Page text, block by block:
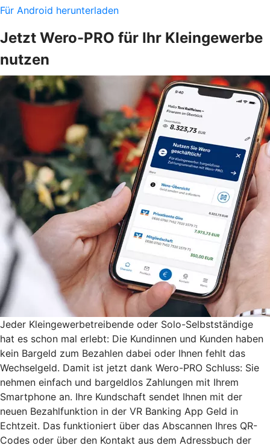
Für Android herunterladen
Jetzt Wero-PRO für Ihr Kleingewerbe
nutzen
Jeder Kleingewerbetreibende oder Solo-Selbstständige
hat es schon mal erlebt: Die Kundinnen und Kunden haben
kein Bargeld zum Bezahlen dabei oder Ihnen fehlt das
Wechselgeld. Damit ist jetzt dank Wero-PRO Schluss: Sie
nehmen einfach und bargeldlos Zahlungen mit Ihrem
Smartphone an. Ihre Kundschaft sendet Ihnen mit der
neuen Bezahlfunktion in der VR Banking App Geld in
Echtzeit. Das funktioniert über das Abscannen Ihres QR-
Codes oder über den Kontakt aus dem Adressbuch der